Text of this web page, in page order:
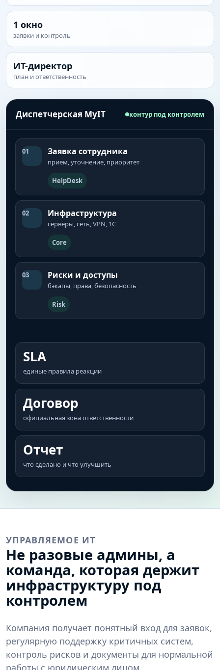
1 окно
заявки и контроль
ИТ-директор
план и ответственность
Диспетчерская MyIT контур под контролем
01 Заявка сотрудника
прием, уточнение, приоритет
HelpDesk
02 Инфраструктура
серверы, сеть, VPN, 1С
Core
03 Риски и доступы
бэкапы, права, безопасность
Risk
SLA
единые правила реакции
Договор
официальная зона ответственности
Отчет
что сделано и что улучшить
УПРАВЛЯЕМОЕ ИТ
Не разовые админы, а
команда, которая держит
инфраструктуру под
контролем
Компания получает понятный вход для заявок,
регулярную поддержку критичных систем,
контроль рисков и документы для нормальной
работы с юридическим лицом.